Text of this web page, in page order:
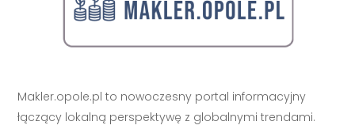
Makler.opole.pl to nowoczesny portal informacyjny
łączący lokalną perspektywę z globalnymi trendami.